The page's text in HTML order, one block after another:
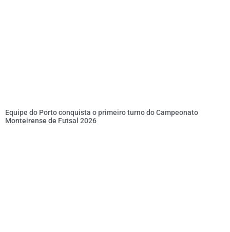
Equipe do Porto conquista o primeiro turno do Campeonato
Monteirense de Futsal 2026